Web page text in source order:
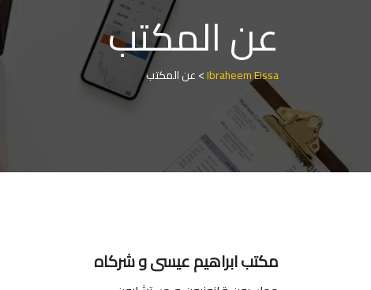
عن المكتب
Ibraheem Eissa
>عن المكتب
مكتب ابراهيم عيسى و شركاه